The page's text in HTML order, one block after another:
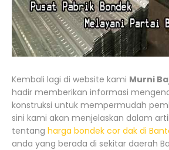
Kembali lagi di website kami Murni
hadir memberikan informasi
konstruksi untuk mempermudah
sini kami akan menjelaskan dalam
tentang harga bondek cor dak di
anda yang berada di sekitar daerah